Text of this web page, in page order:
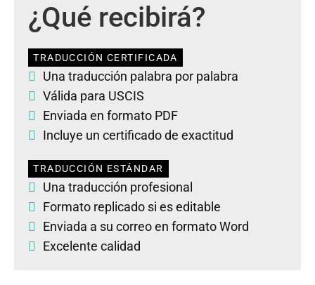
¿Qué recibirá?
TRADUCCIÓN CERTIFICADA
Una traducción palabra por palabra
Válida para USCIS
Enviada en formato PDF
Incluye un certificado de exactitud
TRADUCCIÓN ESTÁNDAR
Una traducción profesional
Formato replicado si es editable
Enviada a su correo en formato Word
Excelente calidad